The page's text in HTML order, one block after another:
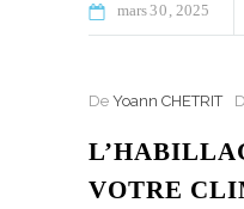
mars30 2025
De Yoann CHETRIT
VOTRE